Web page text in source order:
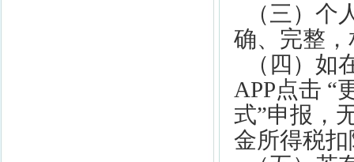
（三）个
确、完整
（四）如
APP点击 “
式”申报，
金所得税